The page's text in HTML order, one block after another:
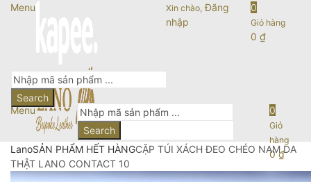
Menu Xin chào, Đăng
nhập
0
Giỏ hàng
0 ₫
Search
Menu
Search
0
Giỏ
hàng
0₫
LanoSẢN PHẨM HẾT HÀNGCẶP TÚI XÁCH ĐEO CHÉO NAM DA
THẬT LANO CONTACT 10